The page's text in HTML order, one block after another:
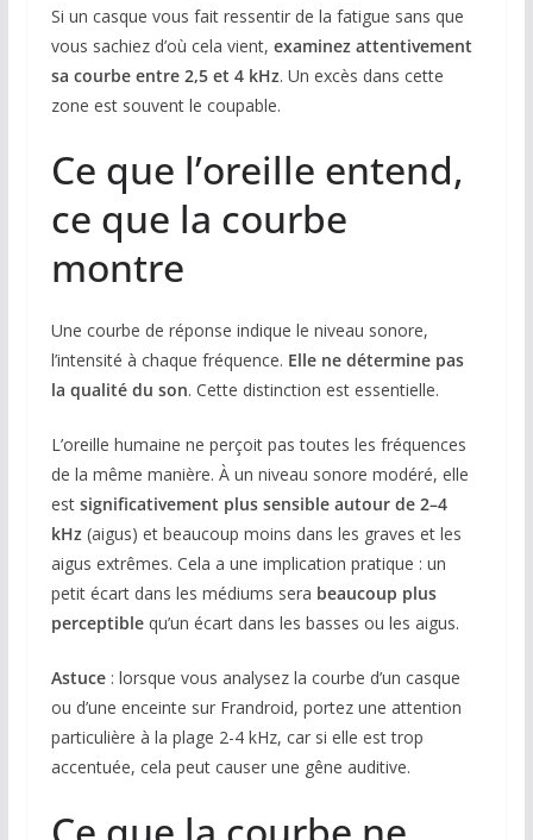
Si un casque vous fait ressentir de la fatigue sans que
vous sachiez d’où cela vient, examinez attentivement
sa courbe entre 2,5 et 4 kHz. Un excès dans cette
zone est souvent le coupable.
Ce que l’oreille entend,
ce que la courbe
montre
Une courbe de réponse indique le niveau sonore,
l’intensité à chaque fréquence. Elle ne détermine pas
la qualité du son. Cette distinction est essentielle.
L’oreille humaine ne perçoit pas toutes les fréquences
de la même manière. À un niveau sonore modéré, elle
est significativement plus sensible autour de 2–4
kHz(aigus) et beaucoup moins dans les graves et les
aigus extrêmes. Cela a une implication pratique : un
petit écart dans les médiums sera beaucoup plus
perceptiblequ’un écart dans les basses ou les aigus.
Astuce: lorsque vous analysez la courbe d’un casque
ou d’une enceinte sur Frandroid, portez une attention
particulière à la plage 2-4 kHz, car si elle est trop
accentuée, cela peut causer une gêne auditive.